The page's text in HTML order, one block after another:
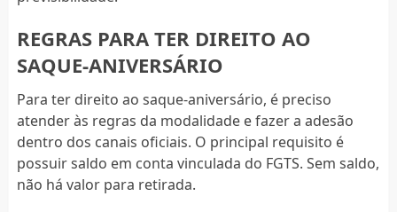
REGRAS PARA TER DIREITO AO
SAQUE-ANIVERSÁRIO
Para ter direito ao saque-aniversário, é preciso
atender às regras da modalidade e fazer a adesão
dentro dos canais oficiais. O principal requisito é
possuir saldo em conta vinculada do FGTS. Sem saldo,
não há valor para retirada.